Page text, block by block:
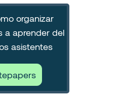
organizar
a aprender del
asistentes